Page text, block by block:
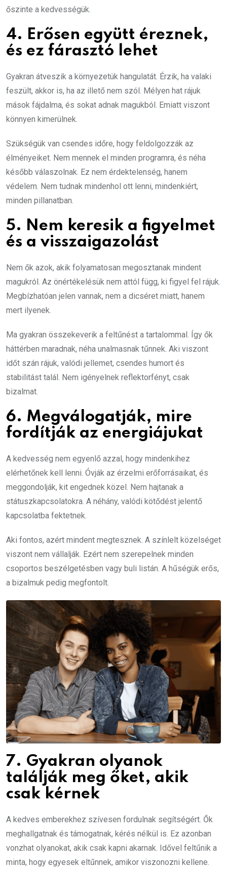
őszinte a kedvességük.
4. Erősen együtt éreznek,
és ez fárasztó lehet
Gyakran átveszik a környezetük hangulatát. Érzik, ha valaki
feszült, akkor is, ha az illető nem szól. Mélyen hat rájuk
mások fájdalma, és sokat adnak magukból. Emiatt viszont
könnyen kimerülnek.
Szükségük van csendes időre, hogy feldolgozzák az
élményeiket. Nem mennek el minden programra, és néha
később válaszolnak. Ez nem érdektelenség, hanem
védelem. Nem tudnak mindenhol ott lenni, mindenkiért,
minden pillanatban.
5. Nem keresik a figyelmet
és a visszaigazolást
Nem ők azok, akik folyamatosan megosztanak mindent
magukról. Az önértékelésük nem attól függ, ki figyel fel rájuk.
Megbízhatóan jelen vannak, nem a dicséret miatt, hanem
mert ilyenek.
Ma gyakran összekeverik a feltűnést a tartalommal. Így ők
háttérben maradnak, néha unalmasnak tűnnek. Aki viszont
időt szán rájuk, valódi jellemet, csendes humort és
stabilitást talál. Nem igényelnek reflektorfényt, csak
bizalmat.
6. Megválogatják, mire
fordítják az energiájukat
A kedvesség nem egyenlő azzal, hogy mindenkihez
elérhetőnek kell lenni. Óvják az érzelmi erőforrásaikat, és
meggondolják, kit engednek közel. Nem hajtanak a
státuszkapcsolatokra. A néhány, valódi kötődést jelentő
kapcsolatba fektetnek.
Aki fontos, azért mindent megtesznek. A színlelt közelséget
viszont nem vállalják. Ezért nem szerepelnek minden
csoportos beszélgetésben vagy buli listán. A hűségük erős,
a bizalmuk pedig megfontolt.
7. Gyakran olyanok
találják meg őket, akik
csak kérnek
A kedves emberekhez szívesen fordulnak segítségért. Ők
meghallgatnak és támogatnak, kérés nélkül is. Ez azonban
vonzhat olyanokat, akik csak kapni akarnak. Idővel feltűnik a
minta, hogy egyesek eltűnnek, amikor viszonozni kellene.